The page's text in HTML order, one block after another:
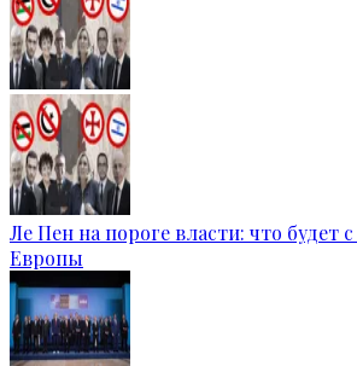
Ле Пен на пороге власти: что будет
Европы